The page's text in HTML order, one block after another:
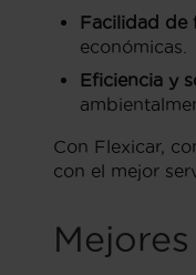
Facilidad de
económicas.
Eficiencia y
Con Flexicar,
con el mejor